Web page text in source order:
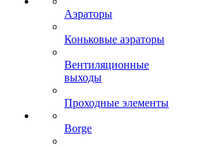
Аэраторы
Коньковые аэраторы
Вентиляционные
выходы
Проходные элементы
Borge